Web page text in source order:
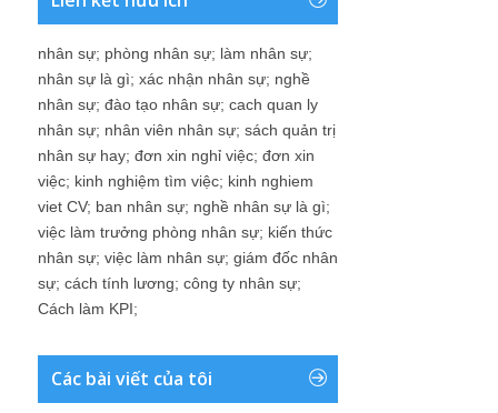
nhân sự; phòng nhân sự; làm nhân sự;
nhân sự là gì; xác nhận nhân sự; nghề
nhân sự; đào tạo nhân sự; cach quan ly
nhân sự; nhân viên nhân sự; sách quản trị
nhân sự hay; đơn xin nghỉ việc; đơn xin
việc; kinh nghiệm tìm việc; kinh nghiem
viet CV; ban nhân sự; nghề nhân sự là gì;
việc làm trưởng phòng nhân sự; kiến thức
nhân sự; việc làm nhân sự; giám đốc nhân
sự; cách tính lương; công ty nhân sự;
Cách làm KPI;
Các bài viết của tôi